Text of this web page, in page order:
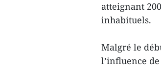
atteignant
inhabituels.
Malgré le
l’influence